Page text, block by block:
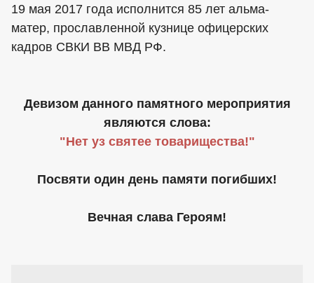
19 мая 2017 года исполнится 85 лет альма-
матер, прославленной кузнице офицерских
кадров СВКИ ВВ МВД РФ.
Девизом данного памятного мероприятия
являются слова:
"Нет уз святее товарищества!"
Посвяти один день памяти погибших!
Вечная слава Героям!